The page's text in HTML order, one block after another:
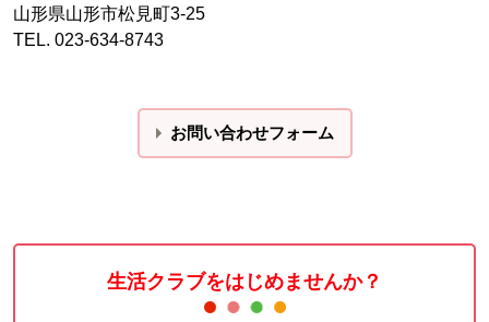
山形県山形市松見町3-25
TEL. 023-634-8743
お問い合わせフォーム
生活クラブをはじめませんか？